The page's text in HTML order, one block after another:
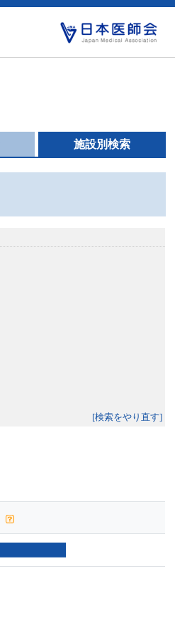
施設別検索
[検索をやり直す]